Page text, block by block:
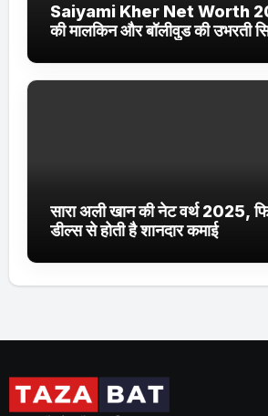
Saiyami Kher Net Worth
की मालकिन और बॉलीवुड की उभरती
सारा अली खान की नेट वर्थ 2025,
डील्स से होती है शानदार कमाई